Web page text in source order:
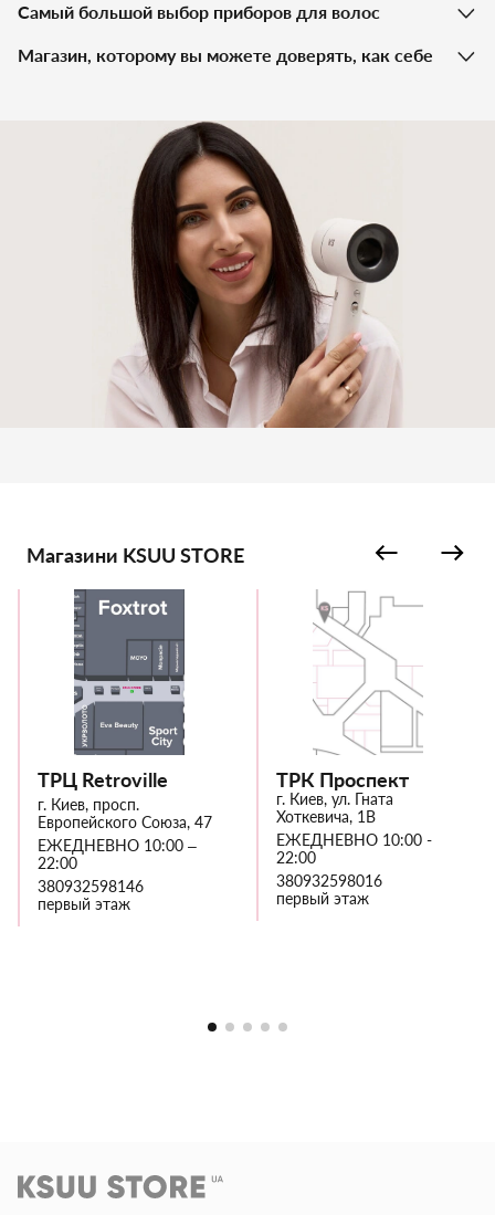
Самый большой выбор приборов для волос
Магазин, которому вы можете доверять, как себе
Магазини KSUU STORE
ТРЦ Retroville
г. Киев, просп.
Европейского Союза, 47
ЕЖЕДНЕВНО 10:00 –
22:00
380932598146
первый этаж
ТРК Проспект
г. Киев, ул. Гната
Хоткевича, 1В
ЕЖЕДНЕВНО 10:00 -
22:00
380932598016
первый этаж